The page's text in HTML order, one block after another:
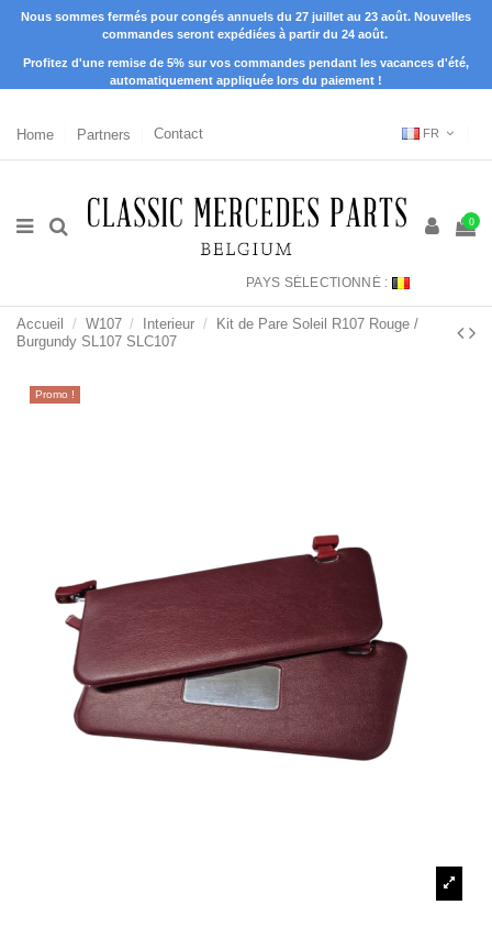
Nous sommes fermés pour congés annuels du 27 juillet au 23 août. Nouvelles
commandes seront expédiées à partir du 24 août.
Profitez d'une remise de 5% sur vos commandes pendant les vacances d'été,
automatiquement appliquée lors du paiement !
Home Partners Contact FR
0
PAYS SÉLECTIONNÉ :
Accueil W107 Interieur
Kit de Pare Soleil R107 Rouge /
Burgundy SL107 SLC107
Promo !